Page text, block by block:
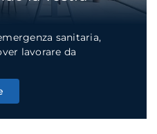
sanitaria,
lavorare da